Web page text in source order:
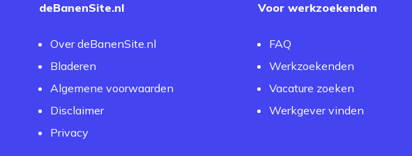
deBanenSite.nl
Over deBanenSite.nl
Bladeren
Algemene voorwaarden
Disclaimer
Privacy
Voor werkzoekenden
FAQ
Werkzoekenden
Vacature zoeken
Werkgever vinden